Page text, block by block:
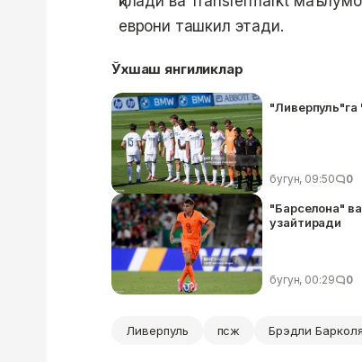
еврони ташкил этади.
Ўхшаш янгиликлар
"Ливерпуль"га
бугун, 09:50 0
"Барселона"
узайтиради
бугун, 00:29 0
Ливерпуль псж Брэдли Барколя